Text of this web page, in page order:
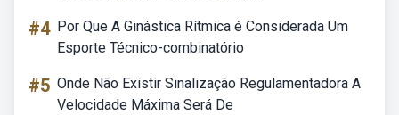
#4 Por Que A Ginástica Rítmica é Considerada Um
Esporte Técnico-combinatório
#5 Onde Não Existir Sinalização Regulamentadora A
Velocidade Máxima Será De